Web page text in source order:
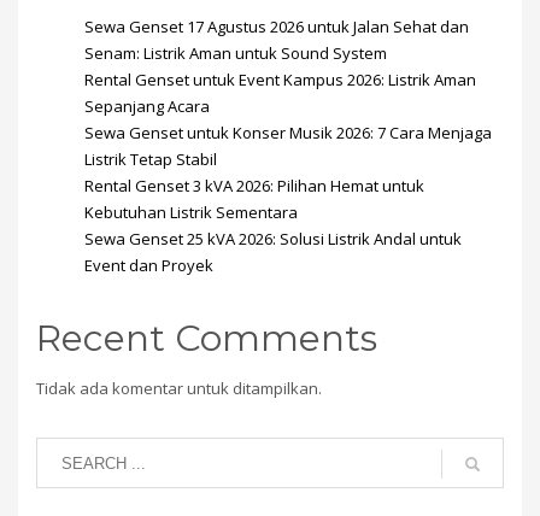
Sewa Genset 17 Agustus 2026 untuk Jalan Sehat dan
Senam: Listrik Aman untuk Sound System
Rental Genset untuk Event Kampus 2026: Listrik Aman
Sepanjang Acara
Sewa Genset untuk Konser Musik 2026: 7 Cara Menjaga
Listrik Tetap Stabil
Rental Genset 3 kVA 2026: Pilihan Hemat untuk
Kebutuhan Listrik Sementara
Sewa Genset 25 kVA 2026: Solusi Listrik Andal untuk
Event dan Proyek
Recent Comments
Tidak ada komentar untuk ditampilkan.